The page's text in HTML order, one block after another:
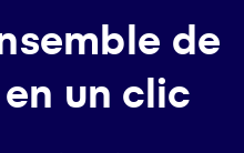
de
un clic